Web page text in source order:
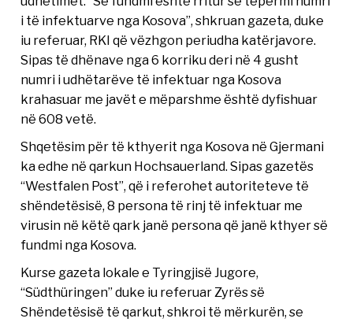
i të infektuarve nga Kosova”, shkruan gazeta, duke
iu referuar, RKI që vëzhgon periudha katërjavore.
Sipas të dhënave nga 6 korriku deri në 4 gusht
numri i udhëtarëve të infektuar nga Kosova
krahasuar me javët e mëparshme është dyfishuar
në 608 vetë.
Shqetësim për të kthyerit nga Kosova në Gjermani
ka edhe në qarkun Hochsauerland. Sipas gazetës
“Westfalen Post”, që i referohet autoriteteve të
shëndetësisë, 8 persona të rinj të infektuar me
virusin në këtë qark janë persona që janë kthyer së
fundmi nga Kosova.
Kurse gazeta lokale e Tyringjisë Jugore,
“Südthüringen” duke iu referuar Zyrës së
Shëndetësisë të qarkut, shkroi të mërkurën, se